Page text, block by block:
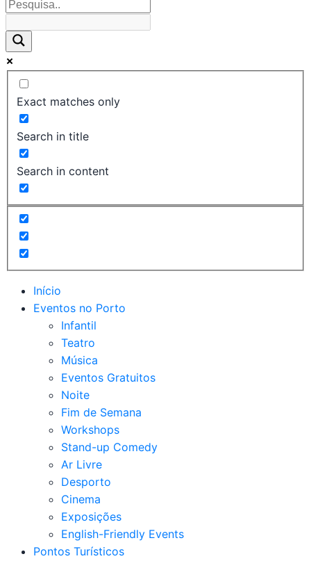
Exact matches only
Search in title
Search in content
Início
Eventos no Porto
Infantil
Teatro
Música
Eventos Gratuitos
Noite
Fim de Semana
Workshops
Stand-up Comedy
Ar Livre
Desporto
Cinema
Exposições
English-Friendly Events
Pontos Turísticos